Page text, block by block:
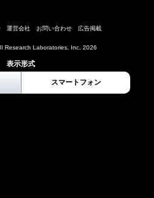
運営会社 お問い合わせ 広告掲載
Research Laboratories, Inc. 2026
表示形式
スマートフォン